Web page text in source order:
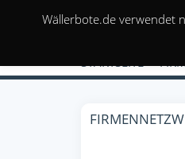
STARTSEITE
Wällerbote.de verwendet